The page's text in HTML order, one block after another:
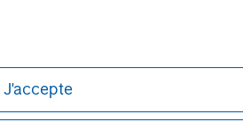
J'accepte